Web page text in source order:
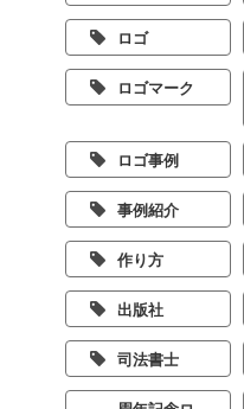
ロゴ
ロゴマーク
ロゴ事例
事例紹介
作り方
出版社
司法書士